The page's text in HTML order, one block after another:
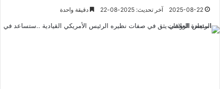
2025-08-22 آخر تحديث: 2025-08-22 دقيقة واحدة